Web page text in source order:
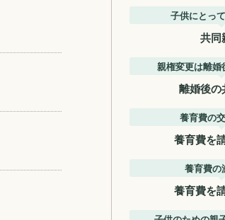
子供にとっ
共同
親権変更は離
離婚後の
養育費の
養育費を
養育費の
養育費を